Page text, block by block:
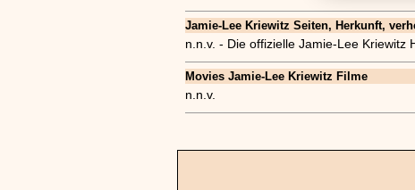
Jamie-Lee Kriewitz Seiten, Herkunft,
n.n.v. - Die offizielle Jamie-Lee Kriewitz
Movies Jamie-Lee Kriewitz Filme
n.n.v.